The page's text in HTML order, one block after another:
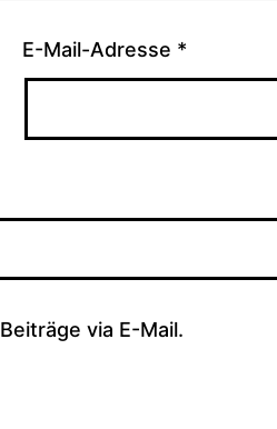
E-Mail-Adresse *
via E-Mail.